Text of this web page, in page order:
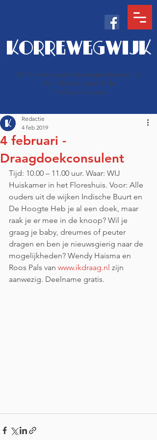
KORREWEGWIJK
De Korrewegwijk Groningen bestaat uit
de Indische buurt & de
Professorenbuurt
4 februari -
Draagdoekconsulent
Redactie
4 feb 2019
Tijd: 10.00 – 11.00 uur. Waar: WIJ
Huiskamer in het Floreshuis. Voor: Alle
ouders uit de wijken Indische Buurt en
De Hoogte Heb je al een doek, maar
raak je er mee in de knoop? Wil je
graag je baby, dreumes of peuter
dragen en ben je nieuwsgierig naar de
mogelijkheden? Wendy Haisma en
Roos Pals van www.ikdraag.nl zijn
aanwezig. Deelname gratis.